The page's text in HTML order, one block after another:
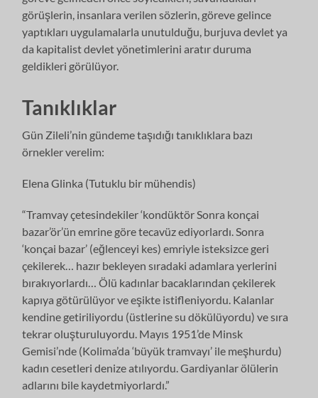
görüşlerin, insanlara verilen sözlerin, göreve gelince
yaptıkları uygulamalarla unutulduğu, burjuva devlet ya
da kapitalist devlet yönetimlerini aratır duruma
geldikleri görülüyor.
Tanıklıklar
Gün Zileli’nin gündeme taşıdığı tanıklıklara bazı
örnekler verelim:
Elena Glinka (Tutuklu bir mühendis)
“Tramvay çetesindekiler ‘kondüktör Sonra konçai
bazar’ör’ün emrine göre tecavüz ediyorlardı. Sonra
‘konçai bazar’ (eğlenceyi kes) emriyle isteksizce geri
çekilerek… hazır bekleyen sıradaki adamlara yerlerini
bırakıyorlardı… Ölü kadınlar bacaklarından çekilerek
kapıya götürülüyor ve eşikte istifleniyordu. Kalanlar
kendine getiriliyordu (üstlerine su dökülüyordu) ve sıra
tekrar oluşturuluyordu. Mayıs 1951’de Minsk
Gemisi’nde (Kolima’da ‘büyük tramvayı’ ile meşhurdu)
kadın cesetleri denize atılıyordu. Gardiyanlar ölülerin
adlarını bile kaydetmiyorlardı.”